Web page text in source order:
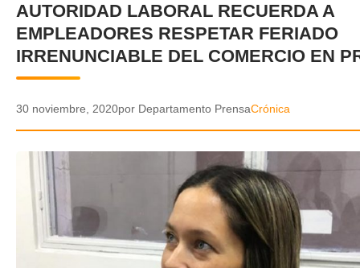
DEPORTES
ENTRETENIMIENTO Y CULTURA
GALERIA DE FOTOS
✕
AUTORIDAD LABORAL RECUERDA A
EMPLEADORES RESPETAR FERIADO
IRRENUNCIABLE DEL COMERCIO EN
30 noviembre, 2020por Departamento PrensaCrónica